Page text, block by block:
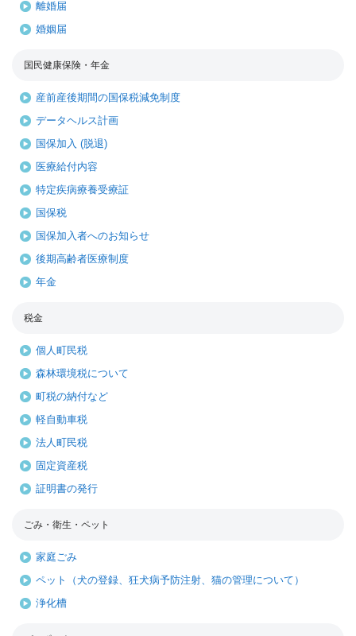
離婚届
婚姻届
国民健康保険・年金
産前産後期間の国保税減免制度
データヘルス計画
国保加入 (脱退)
医療給付内容
特定疾病療養受療証
国保税
国保加入者へのお知らせ
後期高齢者医療制度
年金
税金
個人町民税
森林環境税について
町税の納付など
軽自動車税
法人町民税
固定資産税
証明書の発行
ごみ・衛生・ペット
家庭ごみ
ペット（犬の登録、狂犬病予防注射、猫の管理について）
浄化槽